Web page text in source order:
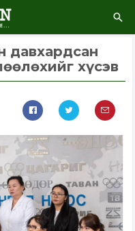
давхардсан
хүсэв